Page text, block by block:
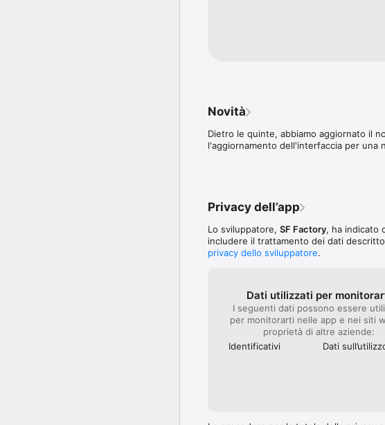
- Dee1Lyricsss: Omg è tutto così
in questo momento, non posso
Novità
Dietro le quinte, abbiamo aggiornato il
l'aggiornamento dell'interfaccia per una
Privacy dell’app
Lo sviluppatore, SF Factory, ha indicato
includere il trattamento dei dati
privacy dello sviluppatore.
Dati utilizzati per
I seguenti dati possono essere
per monitorarti nelle app e nei siti
proprietà di altre aziende:
Identificativi
Dati